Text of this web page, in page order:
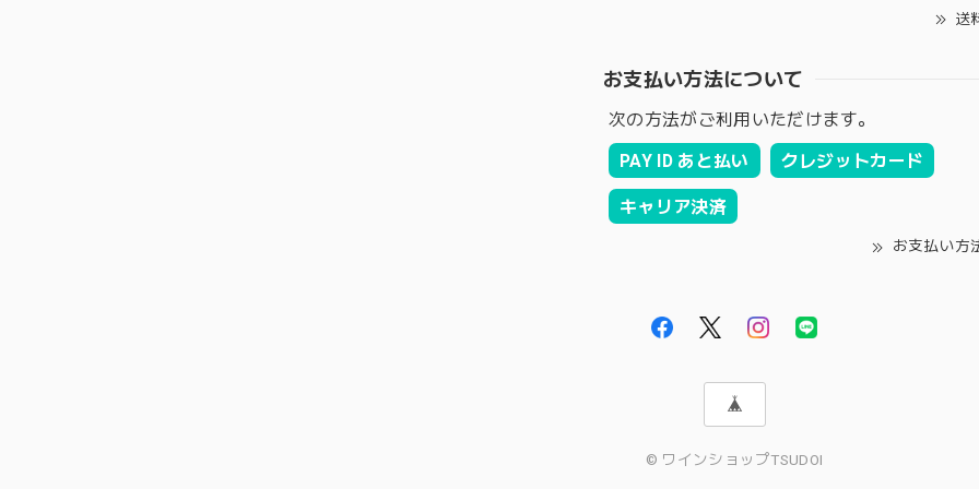
送
お支払い方法について
次の方法がご利用いただけます。
PAY ID あと払い
クレジットカード
キャリア決済
お支払い方
© ワインショップTSUDOI